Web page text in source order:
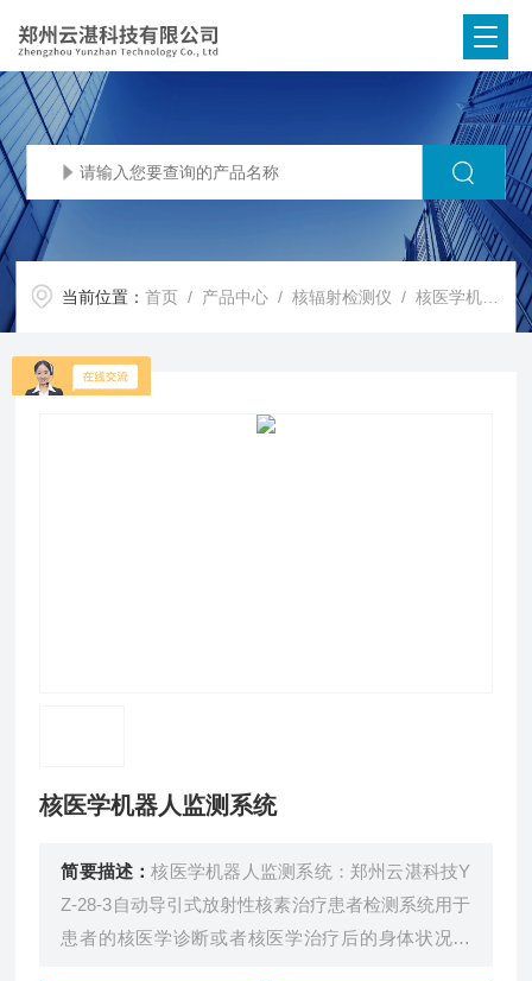
当前位置：首页 / 产品中心 /核辐射检测仪 /核医学机器人监测系统
核医学机器人监测系统
简要描述：核医学机器人监测系统：郑州云湛科技Y
Z-28-3自动导引式放射性核素治疗患者检测系统用于
患者的核医学诊断或者核医学治疗后的身体状况检